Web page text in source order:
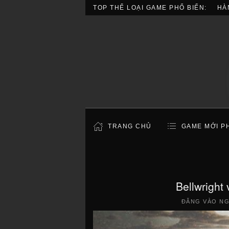
TOP THỂ LOẠI GAME PHỔ BIẾN:
TRANG CHỦ GAME MỚI
Bellwright
ĐĂNG VÀO